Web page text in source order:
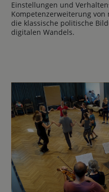
Einstellungen und
Kompetenzerweiterung von
die klassische politische
digitalen Wandels.